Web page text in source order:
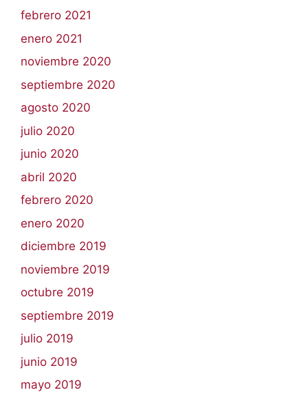
febrero 2021
enero 2021
noviembre 2020
septiembre 2020
agosto 2020
julio 2020
junio 2020
abril 2020
febrero 2020
enero 2020
diciembre 2019
noviembre 2019
octubre 2019
septiembre 2019
julio 2019
junio 2019
mayo 2019